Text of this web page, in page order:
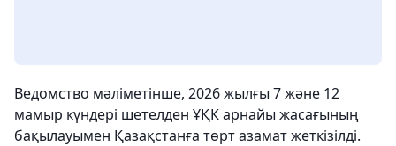
Ведомство мәліметінше, 2026 жылғы 7 және 12
мамыр күндері шетелден ҰҚК арнайы жасағының
бақылауымен Қазақстанға төрт азамат жеткізілді.